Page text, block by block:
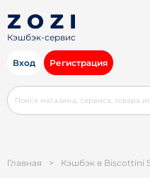
Кэшбэк-сервис
Вход Регистрация
Главная > Кэшбэк в Biscottini